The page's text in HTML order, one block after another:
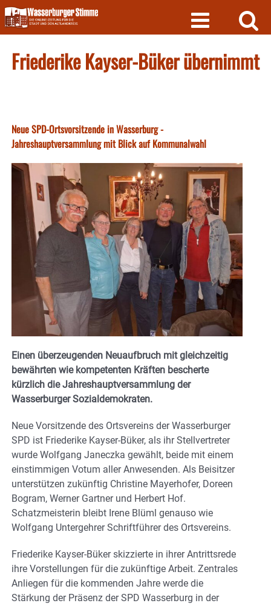
Skip
to
content
Friederike Kayser-Büker übernimmt
Neue SPD-Ortsvorsitzende in Wasserburg -
Jahreshauptversammlung mit Blick auf Kommunalwahl
Einen überzeugenden Neuaufbruch mit gleichzeitig
bewährten wie kompetenten Kräften bescherte
kürzlich die Jahreshauptversammlung der
Wasserburger Sozialdemokraten.
Neue Vorsitzende des Ortsvereins der Wasserburger
SPD ist Friederike Kayser-Büker, als ihr Stellvertreter
wurde Wolfgang Janeczka gewählt, beide mit einem
einstimmigen Votum aller Anwesenden. Als Beisitzer
unterstützen zukünftig Christine Mayerhofer, Doreen
Bogram, Werner Gartner und Herbert Hof.
Schatzmeisterin bleibt Irene Blüml genauso wie
Wolfgang Untergehrer Schriftführer des Ortsvereins.
Friederike Kayser-Büker skizzierte in ihrer Antrittsrede
ihre Vorstellungen für die zukünftige Arbeit. Zentrales
Anliegen für die kommenden Jahre werde die
Stärkung der Präsenz der SPD Wasserburg in der